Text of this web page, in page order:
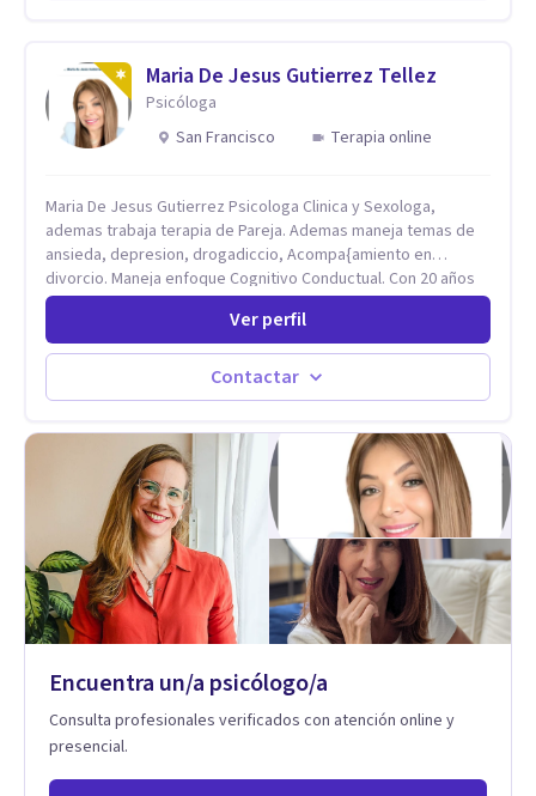
Maria De Jesus Gutierrez Tellez
Psicóloga
San Francisco
Terapia online
Maria De Jesus Gutierrez Psicologa Clinica y Sexologa,
ademas trabaja terapia de Pareja. Ademas maneja temas de
ansieda, depresion, drogadiccio, Acompa{amiento en
divorcio. Maneja enfoque Cognitivo Conductual. Con 20 años
de experiencia, constantemente capacitandose en las
diferntes areas de la Salud Mental.
Ver perfil
Contactar
Encuentra un/a psicólogo/a
Consulta profesionales verificados con atención online y
presencial.